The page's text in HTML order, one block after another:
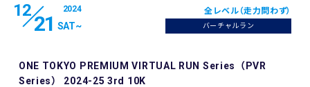
12
21
2024
SAT~
全レベル（走力問わず）
バーチャルラン
ONE TOKYO PREMIUM VIRTUAL RUN Series（PVR
Series） 2024-25 3rd 10K